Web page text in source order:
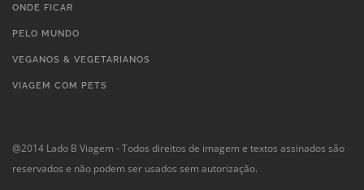
ONDE FICAR
PELO MUNDO
VEGANOS & VEGETARIANOS
VIAGEM COM PETS
@2014 Lado B Viagem - Todos direitos de imagem e textos assinados são
reservados e não podem ser usados sem autorização.